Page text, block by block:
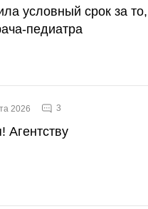
условный срок за то,
педиатра
2026 3
Агентству